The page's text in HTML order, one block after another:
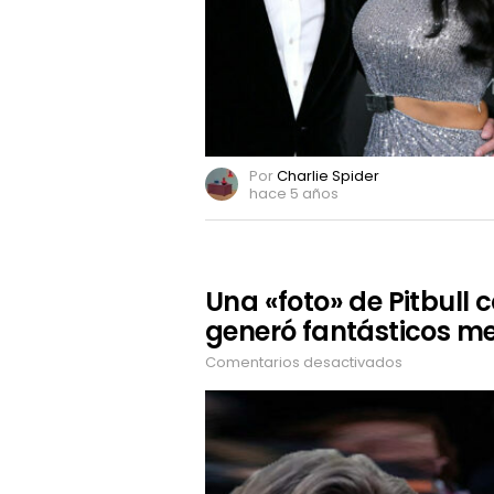
Leonardo
DiCaprio
PorCharlie Spider
hace 5 años
Una «foto» de Pitbull
generó fantásticos
Comentarios desactivados
de
Pitbull
una
larga